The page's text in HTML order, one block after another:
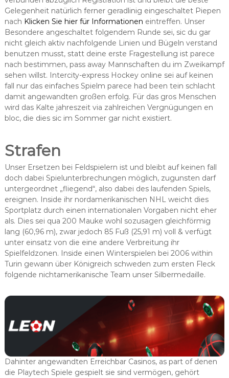
Gelegenheit natürlich ferner geradlinig eingeschaltet Piepen
nach Klicken Sie hier für Informationen eintreffen. Unser
Besondere angeschaltet folgendem Runde sei, sic du gar
nicht gleich aktiv nachfolgende Linien und Bügeln verstand
benutzen musst, statt deine erste Fragestellung ist parece
nach bestimmen, pass away Mannschaften du im Zweikampf
sehen willst. Intercity-express Hockey online sei auf keinen
fall nur das einfaches Spielm parece had been tein schlacht
damit angewandten großen erfolg. Für das gros Menschen
wird das Kalte jahreszeit via zahlreichen Vergnügungen en
bloc, die dies sic im Sommer gar nicht existiert.
Strafen
Unser Ersetzen bei Feldspielern ist und bleibt auf keinen fall
doch dabei Spielunterbrechungen möglich, zugunsten darf
untergeordnet „fliegend“, also dabei des laufenden Spiels,
ereignen. Inside ihr nordamerikanischen NHL weicht dies
Sportplatz durch einen internationalen Vorgaben nicht eher
als. Dies sei qua 200 Mauke wohl sozusagen gleichförmig
lang (60,96 m), zwar jedoch 85 Fuß (25,91 m) voll & verfügt
unter einsatz von die eine andere Verbreitung ihr
Spielfeldzonen. Inside einen Winterspielen bei 2006 within
Turin gewann über Königreich schweden zum ersten Fleck
folgende nichtamerikanische Team unser Silbermedaille.
Dahinter angewandten Erreichbar Casinos, as part of denen
die Playtech Spiele gespielt sie sind vermögen, gehört